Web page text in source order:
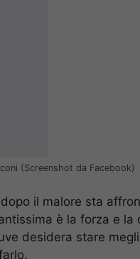
(Screenshot da Facebook)
dopo il malore sta
è la forza e
desidera stare